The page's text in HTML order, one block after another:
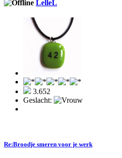
LelleL
3.652
Geslacht:
Re:Broodje smeren voor je werk